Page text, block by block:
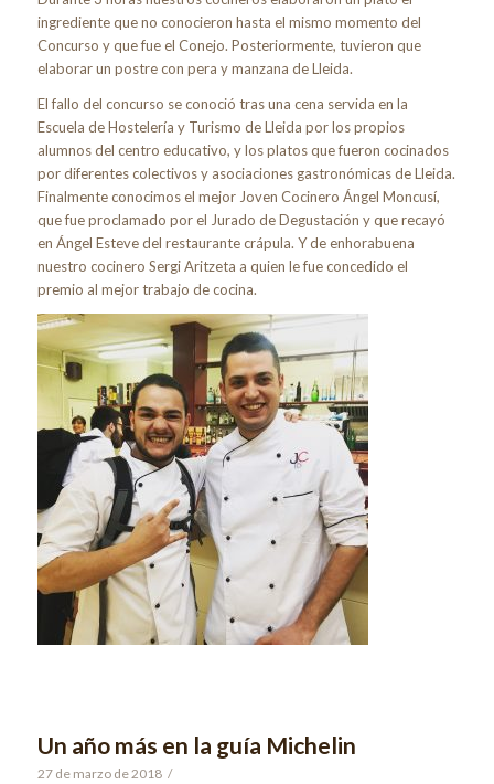
ingrediente que no conocieron hasta el mismo momento del
Concurso y que fue el Conejo. Posteriormente, tuvieron que
elaborar un postre con pera y manzana de Lleida.
El fallo del concurso se conoció tras una cena servida en la
Escuela de Hostelería y Turismo de Lleida por los propios
alumnos del centro educativo, y los platos que fueron cocinados
por diferentes colectivos y asociaciones gastronómicas de Lleida.
Finalmente conocimos el mejor Joven Cocinero Ángel Moncusí,
que fue proclamado por el Jurado de Degustación y que recayó
en Ángel Esteve del restaurante crápula. Y de enhorabuena
nuestro cocinero Sergi Aritzeta a quien le fue concedido el
premio al mejor trabajo de cocina.
Un año más en la guía Michelin
27 de marzo de 2018 /